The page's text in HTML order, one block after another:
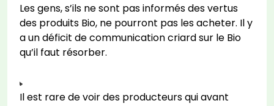
Les gens, s’ils ne sont pas informés des vertus
des produits Bio, ne pourront pas les acheter. Il y
a un déficit de communication criard sur le Bio
qu’il faut résorber.
Il est rare de voir des producteurs qui avant